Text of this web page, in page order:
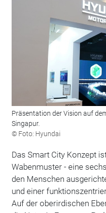
Präsentation der Vision auf
Singapur.
© Foto: Hyundai
Das Smart City Konzept
Wabenmuster - eine
den Menschen
und einer
Auf der oberirdischen